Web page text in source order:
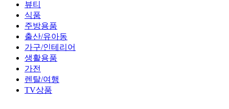
뷰티
식품
주방용품
출산/유아동
가구/인테리어
생활용품
가전
렌탈/여행
TV상품